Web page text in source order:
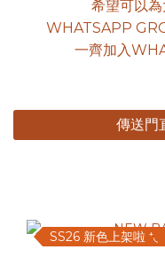
希望可以為
WHATSAPP
一齊加入
傳送門
SS26 新色上架啦 ⁺◟